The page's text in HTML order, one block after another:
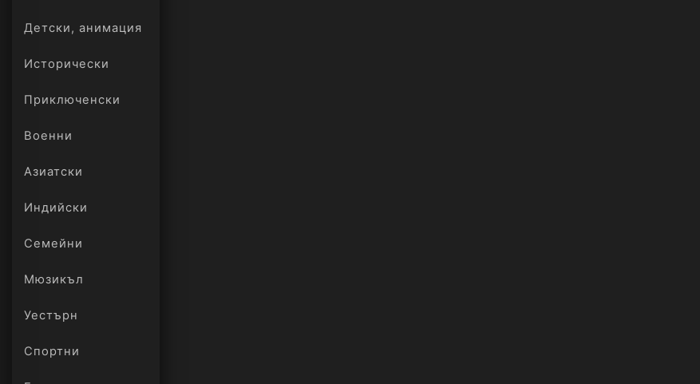
Детски, анимация
Исторически
Приключенски
Военни
Азиатски
Индийски
Семейни
Мюзикъл
Уестърн
Спортни